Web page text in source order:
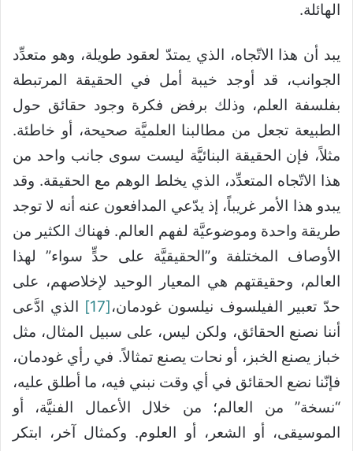
الهائلة.
يبد أن هذا الاتّجاه، الذي يمتدّ لعقود طويلة، وهو متعدِّد
الجوانب، قد أوجد خيبة أمل في الحقيقة المرتبطة
بفلسفة العلم، وذلك برفض فكرة وجود حقائق حول
الطبيعة تجعل من مطالبنا العلميَّة صحيحة، أو خاطئة.
مثلاً، فإن الحقيقة البنائيَّة ليست سوى جانب واحد من
هذا الاتّجاه المتعدِّد، الذي يخلط الوهم مع الحقيقة. وقد
يبدو هذا الأمر غريباً، إذ يدّعي المدافعون عنه أنه لا توجد
طريقة واحدة وموضوعيَّة لفهم العالم. فهناك الكثير من
الأوصاف المختلفة و”الحقيقيَّة على حدٍّ سواء” لهذا
العالم، وحقيقتهم هي المعيار الوحيد لإخلاصهم، على
حدّ تعبير الفيلسوف نيلسون غودمان،[17]
الذي ادَّعى
أننا نصنع الحقائق، ولكن ليس، على سبيل المثال، مثل
خباز يصنع الخبز، أو نحات يصنع تمثالاً. في رأي غودمان،
فإنّنا نضع الحقائق في أي وقت نبني فيه، ما أطلق عليه،
“نسخة” من العالم؛ من خلال الأعمال الفنيَّة، أو
الموسيقى، أو الشعر، أو العلوم. وكمثال آخر، ابتكر